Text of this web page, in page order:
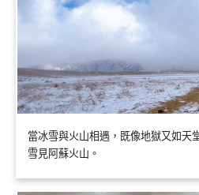
當冰雪與火山相遇，既像地獄又如天
雪見阿蘇火山。